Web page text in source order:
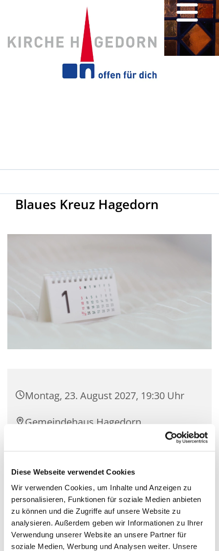
Diese Webseite verwendet Cookies
Wir verwenden Cookies, um Inhalte und Anzeigen zu
personalisieren, Funktionen für soziale Medien anbieten
zu können und die Zugriffe auf unsere Website zu
analysieren. Außerdem geben wir Informationen zu Ihrer
Verwendung unserer Website an unsere Partner für
soziale Medien, Werbung und Analysen weiter. Unsere
Blaues Kreuz Hagedorn
Montag, 23. August 2027, 19:30 Uhr
Gemeindehaus Hagedorn,
Kirchlengern
Paul Neiweiser + Team